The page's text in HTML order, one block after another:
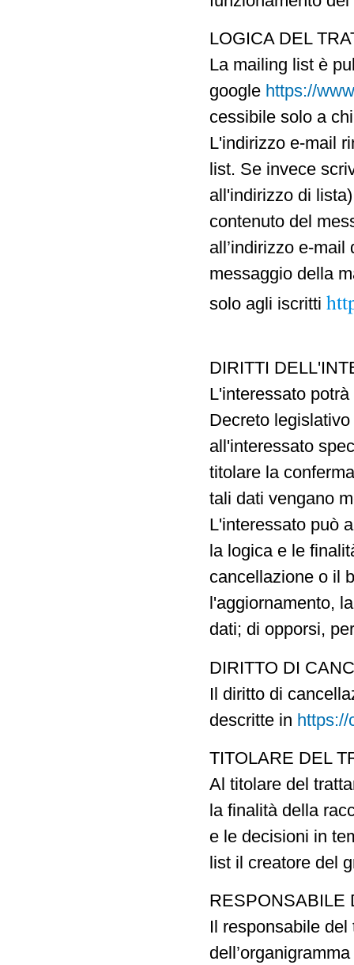
LOGICA DEL
La mailing list è
google https://
cessibile solo a
L'indirizzo e-mail
list. Se invece
all'indirizzo di
contenuto del
all’indirizzo e-
messaggio della
solo agli iscritti
DIRITTI
L'interessato
Decreto
all'interessato
titolare la
tali dati vengano
L'interessato può
la logica e le
cancellazione o il
l'aggiornamento,
dati; di opporsi,
DIRITTO DI
Il diritto di
descritte in https://
TITOLARE DEL
Al titolare del
la finalità della
e le decisioni in
list il creatore del
RESPONSABILE
Il responsabile